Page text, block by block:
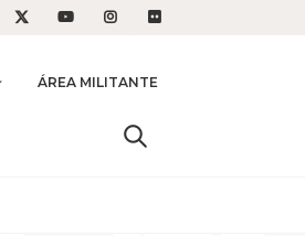
ÁREA MILITANTE